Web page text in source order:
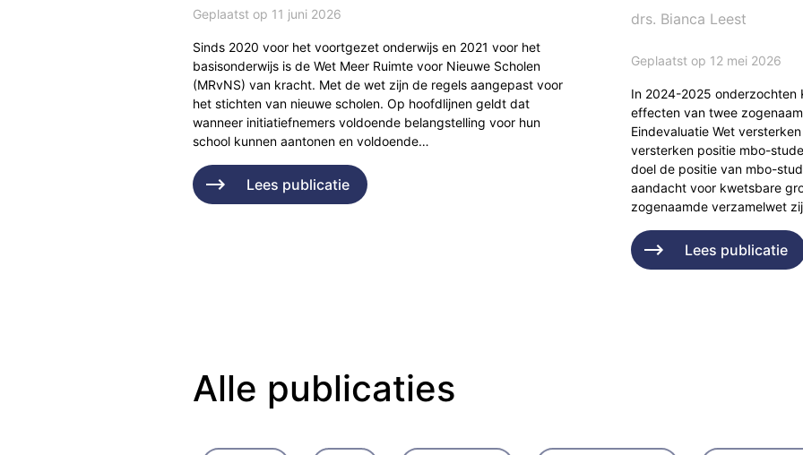
Geplaatst op 11 juni 2026
Sinds 2020 voor het voortgezet onderwijs en 2021 voor het
basisonderwijs is de Wet Meer Ruimte voor Nieuwe Scholen
(MRvNS) van kracht. Met de wet zijn de regels aangepast voor
het stichten van nieuwe scholen. Op hoofdlijnen geldt dat
wanneer initiatiefnemers voldoende belangstelling voor hun
school kunnen aantonen en voldoende…
Lees publicatie
drs. Bianca Leest
Geplaatst op 12 mei 2026
In 2024-2025 onderzochten
effecten van twee
Eindevaluatie Wet
versterken positie mbo-
doel de positie van mbo-
aandacht voor kwetsbare
zogenaamde verzamelwet
Lees publicatie
Alle publicaties